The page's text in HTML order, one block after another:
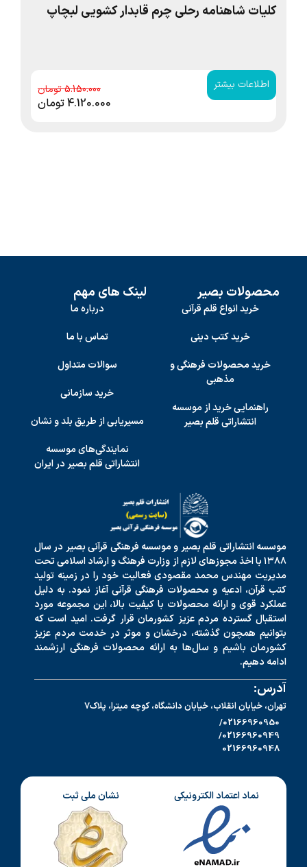
کلیات شاهنامه رحلی چرم قابدار کشویی لبچاپ
اطلاعات بیشتر 5.150.000
4.120.000تومان
محصولات بصیر
خرید انواع قلم قرآنی
خرید کتب دینی
خرید محصولات فرهنگی و
مذهبی
راهنمایی خرید از موسسه
انتشاراتی قلم بصیر
لینک های مهم
درباره ما
تماس با ما
سوالات متداول
خرید سازمانی
مسیریابی از طریق بلد و نشان
نمایندگی‌های موسسه
انتشاراتی قلم بصیر در ایران
موسسه انتشاراتی قلم بصیر و موسسه فرهنگی قرآنی بصیر در سال
۱۳۸۸ با اخذ مجوزهای لازم از وزارت فرهنگ و ارشاد اسلامی تحت
مدیریت مهندس محمد مقصودی فعالیت خود را در زمینه تولید
کتب قرآن، ادعیه و محصولات فرهنگی قرآنی آغاز نمود. به دلیل
عملکرد قوی و ارائه محصولات با کیفیت بالا، این مجموعه مورد
استقبال گسترده مردم عزیز کشورمان قرار گرفت. امید است که
بتوانیم همچون گذشته، درخشان و موثر در خدمت مردم عزیز
کشورمان باشیم و سال‌ها به ارائه محصولات فرهنگی ارزشمند
ادامه دهیم.
آدرس:
تهران، خیابان انقلاب، خیابان دانشگاه، کوچه میترا، پلاک7
02166960950/
02166960949/
02166960948
نماد اعتماد الکترونیکی نشان ملی ثبت